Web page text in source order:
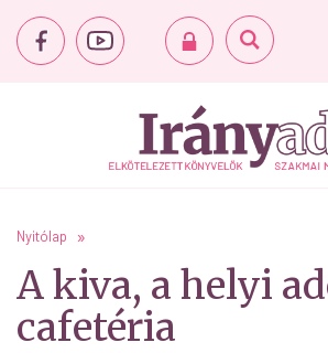
Nyitólap
A kiva, a helyi
cafetéria